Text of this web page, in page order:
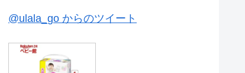
@ulala_go からのツイート